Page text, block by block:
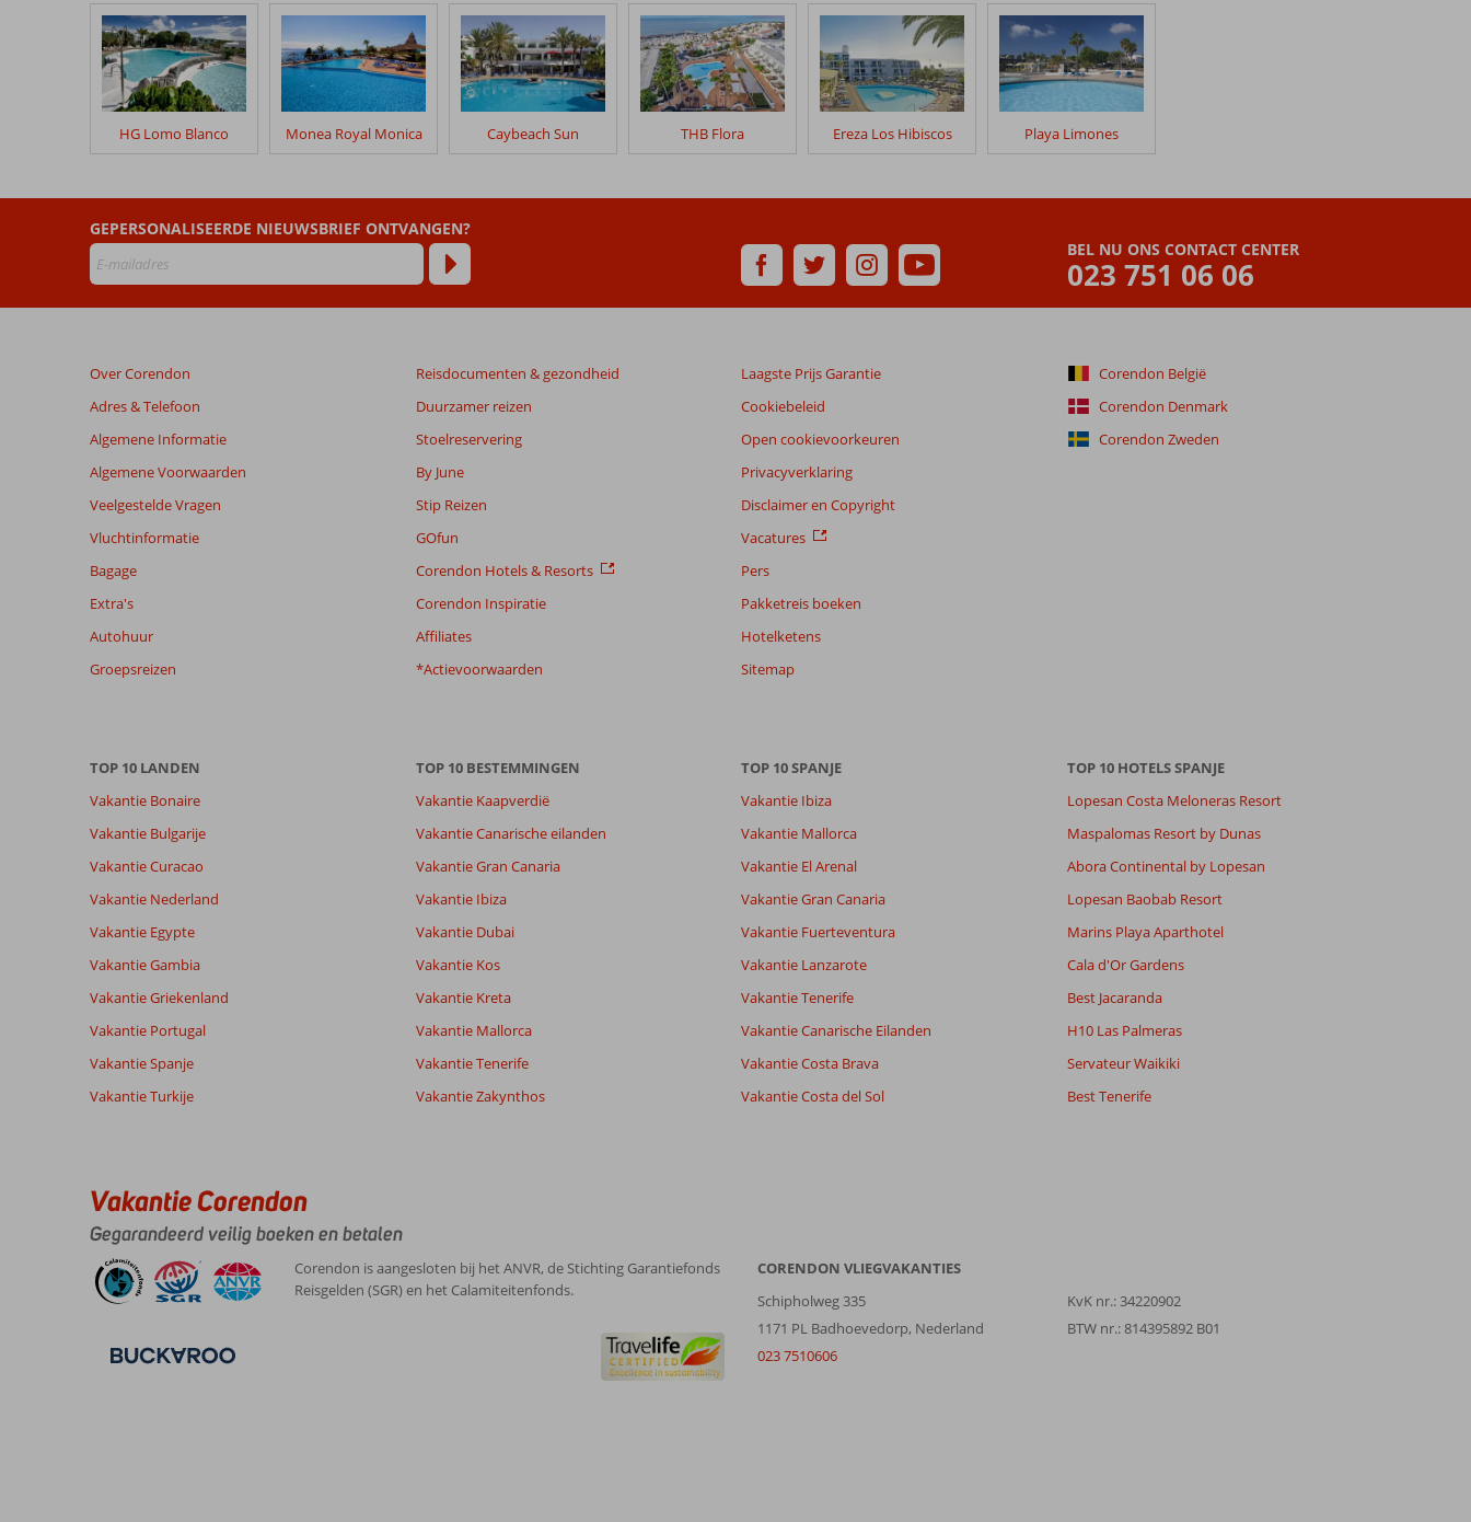
klanten
geschreven
na
hun
verblijf
Blue
Beach
Beoordelingen
die
dan
maanden
worden
meer
weergegeven
de
te
over
beoordelingen.
HG Lomo Blanco Monea Royal Monica Caybeach Sun THB Flora Ereza Los Hibiscos Playa Limones
BEL NU ONS CONTACT CENTER
023 751 06 06
GEPERSONALISEERDE NIEUWSBRIEF ONTVANGEN?
Over Corendon
Adres & Telefoon
Algemene Informatie
Algemene Voorwaarden
Veelgestelde Vragen
Vluchtinformatie
Bagage
Extra's
Autohuur
Groepsreizen
Reisdocumenten & gezondheid
Duurzamer reizen
Stoelreservering
By June
Stip Reizen
GOfun
Corendon Hotels & Resorts
Corendon Inspiratie
Affiliates
*Actievoorwaarden
Laagste Prijs Garantie
Cookiebeleid
Open cookievoorkeuren
Privacyverklaring
Disclaimer en Copyright
Vacatures
Pers
Pakketreis boeken
Hotelketens
Sitemap
Corendon België
Corendon Denmark
Corendon Zweden
TOP 10 LANDEN
Vakantie Bonaire
Vakantie Bulgarije
Vakantie Curacao
Vakantie Nederland
Vakantie Egypte
Vakantie Gambia
Vakantie Griekenland
Vakantie Portugal
Vakantie Spanje
Vakantie Turkije
TOP 10 BESTEMMINGEN
Vakantie Kaapverdië
Vakantie Canarische eilanden
Vakantie Gran Canaria
Vakantie Ibiza
Vakantie Dubai
Vakantie Kos
Vakantie Kreta
Vakantie Mallorca
Vakantie Tenerife
Vakantie Zakynthos
TOP 10 SPANJE
Vakantie Ibiza
Vakantie Mallorca
Vakantie El Arenal
Vakantie Gran Canaria
Vakantie Fuerteventura
Vakantie Lanzarote
Vakantie Tenerife
Vakantie Canarische Eilanden
Vakantie Costa Brava
Vakantie Costa del Sol
TOP 10 HOTELS SPANJE
Lopesan Costa Meloneras Resort
Maspalomas Resort by Dunas
Abora Continental by Lopesan
Lopesan Baobab Resort
Marins Playa Aparthotel
Cala d'Or Gardens
Best Jacaranda
H10 Las Palmeras
Servateur Waikiki
Best Tenerife
Vakantie Corendon
Gegarandeerd veilig boeken en betalen
Corendon is aangesloten bij het ANVR, de Stichting Garantiefonds
Reisgelden (SGR) en het Calamiteitenfonds.
CORENDON VLIEGVAKANTIES
Schipholweg 335
1171 PL Badhoevedorp, Nederland
023 7510606
KvK nr.: 34220902
BTW nr.: 814395892 B01